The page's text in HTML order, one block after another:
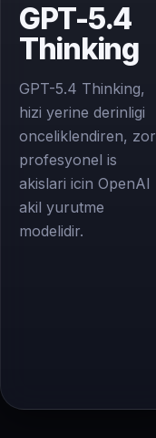
GPT-5.4
Thinking
GPT-5.4 Thinking,
hizi yerine derinligi
onceliklendiren, zor
profesyonel is
akislari icin OpenAI
akil yurutme
modelidir.